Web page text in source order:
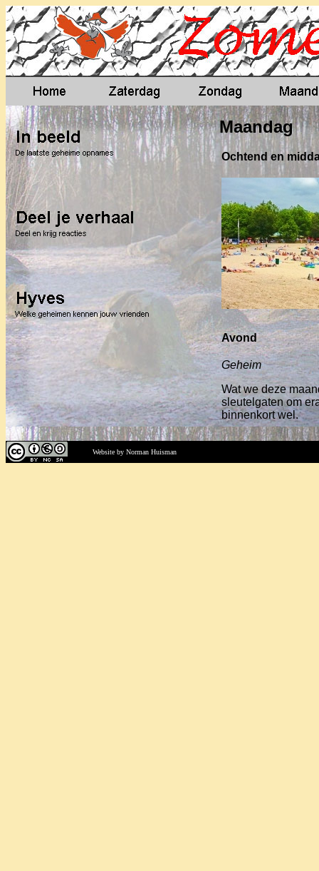
Maandag
Ochtend en
Avond
Geheim
Wat we deze
sleutelgaten om
binnenkort wel.
Website by Norman Huisman